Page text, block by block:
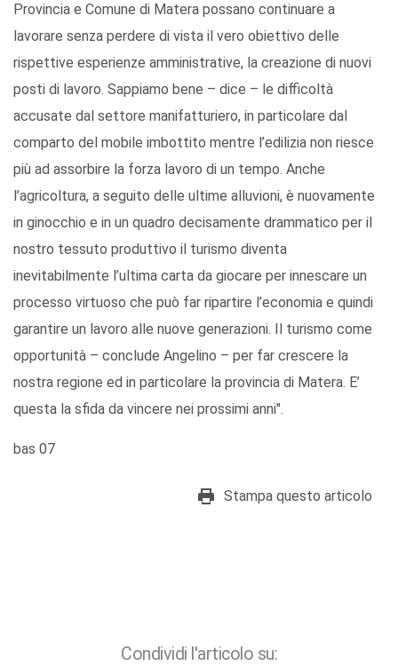
Provincia e Comune di Matera possano continuare a
lavorare senza perdere di vista il vero obiettivo delle
rispettive esperienze amministrative, la creazione di nuovi
posti di lavoro. Sappiamo bene – dice – le difficoltà
accusate dal settore manifatturiero, in particolare dal
comparto del mobile imbottito mentre l’edilizia non riesce
più ad assorbire la forza lavoro di un tempo. Anche
l’agricoltura, a seguito delle ultime alluvioni, è nuovamente
in ginocchio e in un quadro decisamente drammatico per il
nostro tessuto produttivo il turismo diventa
inevitabilmente l’ultima carta da giocare per innescare un
processo virtuoso che può far ripartire l’economia e quindi
garantire un lavoro alle nuove generazioni. Il turismo come
opportunità – conclude Angelino – per far crescere la
nostra regione ed in particolare la provincia di Matera. E’
questa la sfida da vincere nei prossimi anni".
bas 07
Stampa questo articolo
Condividi l'articolo su: